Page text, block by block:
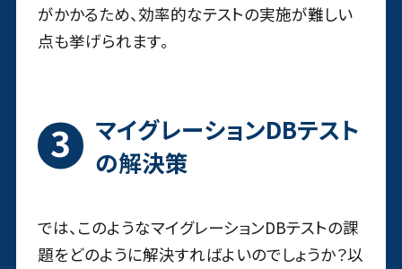
がかかるため、効率的なテストの実施が難しい
点も挙げられます。
マイグレーションDBテスト
の解決策
では、このようなマイグレーションDBテストの課
題をどのように解決すればよいのでしょうか？以